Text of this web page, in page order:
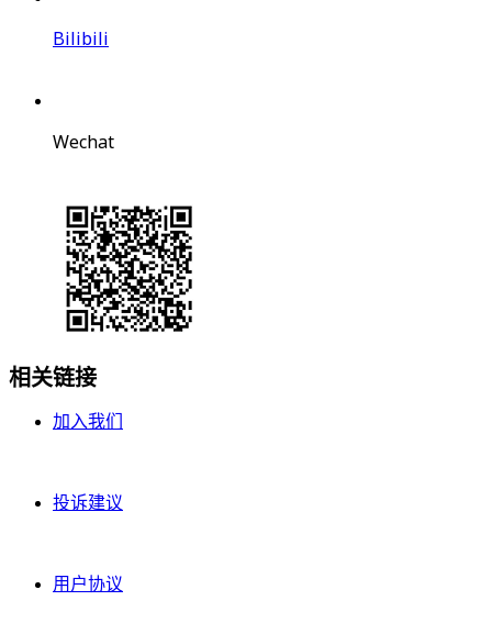
Bilibili
Wechat
相关链接
加入我们
投诉建议
用户协议